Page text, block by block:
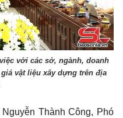
với các sở, ngành, doanh
vật liệu xây dựng trên địa
Thành Công, Phó